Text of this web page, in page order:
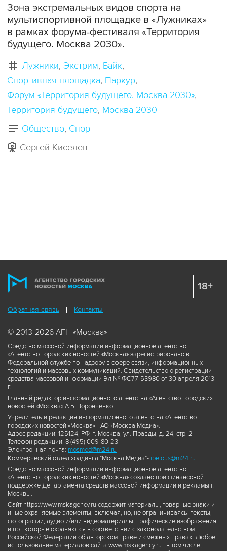
Зона экстремальных видов спорта на
мультиспортивной площадке в «Лужниках»
в рамках форума-фестиваля «Территория
будущего. Москва 2030».
Лужники Экстрим Байк
Спортивная площадка Паркур
Форум «Территория будущего. Москва 2030»
Территория будущего Москва 2030
Общество Спорт
Сергей Киселев
Обратная связь Контакты
© 2013-2026 АГН «Москва»
Средство массовой информации информационное агентство
«Агентство городских новостей «Москва» зарегистрировано в
Федеральной службе по надзору в сфере связи, информационных
технологий и массовых коммуникаций. Свидетельство о регистрации
средства массовой информации Эл № ФС77-53980 от 30 апреля 2013
г.
Главный редактор информационного агентства «Агентство городских
новостей «Москва» А.Б. Воронченко.
Учредитель и редакция информационного агентства «Агентство
городских новостей «Москва» - АО «Москва Медиа».
Адрес редакции: 125124, РФ, г. Москва, ул. Правды, д. 24, стр. 2
Телефон редакции: 8 (495) 009-80-23
Электронная почта: mosmed@m24.ru
Коммерческий отдел холдинга "Москва Медиа"- ibelous@m24.ru
Средство массовой информации информационное агентство
«Агентство городских новостей «Москва» создано при финансовой
поддержке Департамента средств массовой информации и рекламы г.
Москвы.
Сайт https://www.mskagency.ru содержит материалы, товарные знаки и
иные охраняемые элементы, включая, но, не ограничиваясь: тексты,
фотографии, аудио и/или видеоматериалы, графические изображения
и пр., которые охраняются в соответствии с законодательством
Российской Федерации об авторском праве и смежных правах. Любое
использование материалов сайта www.mskagency.ru , в том числе,
18+